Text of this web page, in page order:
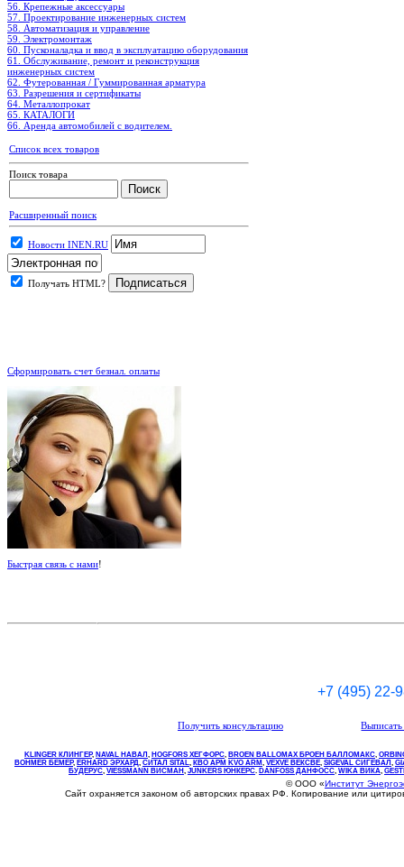
56. Крепежные аксессуары
57. Проектирование инженерных систем
58. Автоматизация и управление
59. Электромонтаж
60. Пусконаладка и ввод в эксплуатацию оборудования
61. Обслуживание, ремонт и реконструкция
инженерных систем
62. Футерованная / Гуммированная арматура
63. Разрешения и сертификаты
64. Металлопрокат
65. КАТАЛОГИ
66. Аренда автомобилей с водителем.
Список всех товаров
Поиск товара
Расширенный поиск
Новости INEN.RU
Получать HTML?
Сформировать счет безнал. оплаты
Быстрая связь с нами!
+7 (495) 22-
Получить консультацию
KLINGER КЛИНГЕР, NAVAL НАВАЛ , НOGFORS ХЕГФОРС, BROEN BALLOMAX БРОЕН БАЛЛОМАКС,
BOHMER БЕМЕР, ERHARD ЭРХАРД, СИТАЛ SITAL, КВО АРМ KVO ARM, VEXVE ВЕКСВЕ, SIGEVAL СИГЕВАЛ ,
БУДЕРУС, VIESSMANN ВИСМАН , JUNKERS ЮНКЕРС. DANFOSS ДАНФОСС, WIKA ВИКА,
© ООО «Институт
Сайт охраняется законом об авторских правах РФ. Копирование или